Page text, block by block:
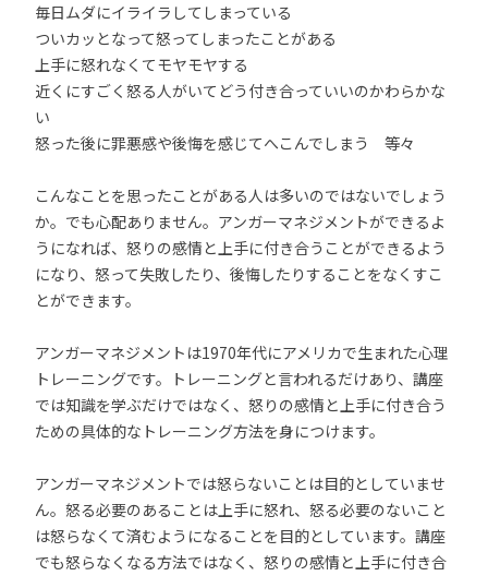
毎日ムダにイライラしてしまっている
ついカッとなって怒ってしまったことがある
上手に怒れなくてモヤモヤする
近くにすごく怒る人がいてどう付き合っていいのかわらかな
い
怒った後に罪悪感や後悔を感じてへこんでしまう 等々
こんなことを思ったことがある人は多いのではないでしょう
か。でも心配ありません。アンガーマネジメントができるよ
うになれば、怒りの感情と上手に付き合うことができるよう
になり、怒って失敗したり、後悔したりすることをなくすこ
とができます。
アンガーマネジメントは1970年代にアメリカで生まれた心理
トレーニングです。トレーニングと言われるだけあり、講座
では知識を学ぶだけではなく、怒りの感情と上手に付き合う
ための具体的なトレーニング方法を身につけます。
アンガーマネジメントでは怒らないことは目的としていませ
ん。怒る必要のあることは上手に怒れ、怒る必要のないこと
は怒らなくて済むようになることを目的としています。講座
でも怒らなくなる方法ではなく、怒りの感情と上手に付き合